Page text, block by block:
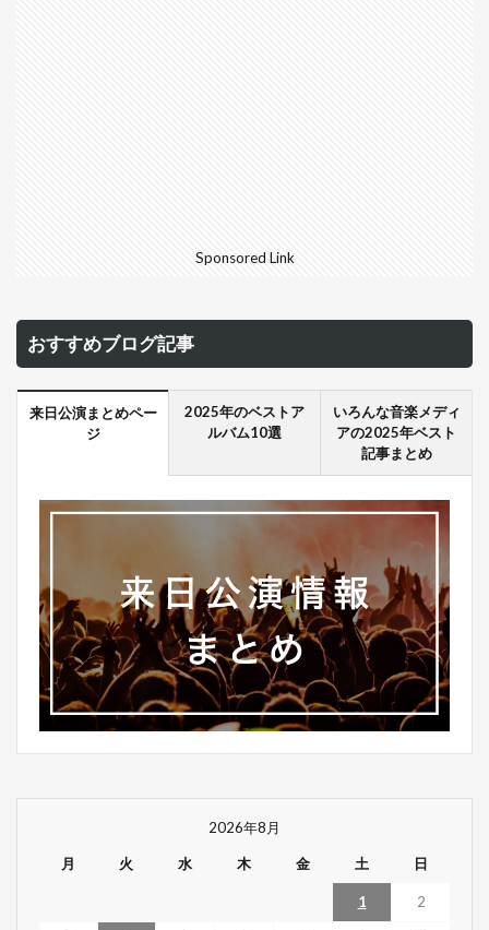
Sponsored Link
おすすめブログ記事
来日公演まとめペー
ジ
2025年のベストア
ルバム10選
いろんな音楽メディ
アの2025年ベスト
記事まとめ
2026年8月
月 火 水 木 金 土 日
1 2